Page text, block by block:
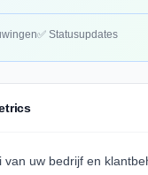
✅ Statusupdates
van uw bedrijf en